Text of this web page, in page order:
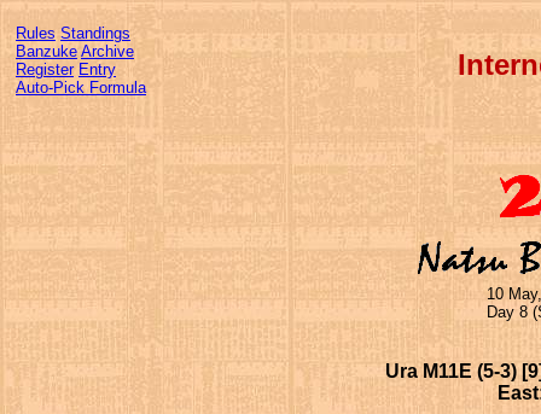
Rules Standings
Banzuke Archive
Register Entry
Auto-Pick Formula
10
Day 8
Ura M11E (5-3)